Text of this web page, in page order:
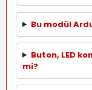
Bu modül
Buton, LED
mi?